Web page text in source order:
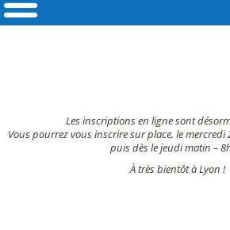
Les inscriptions en ligne sont
Vous pourrez vous inscrire sur place, le
puis dès le jeudi matin –
À très bientôt à Lyon !